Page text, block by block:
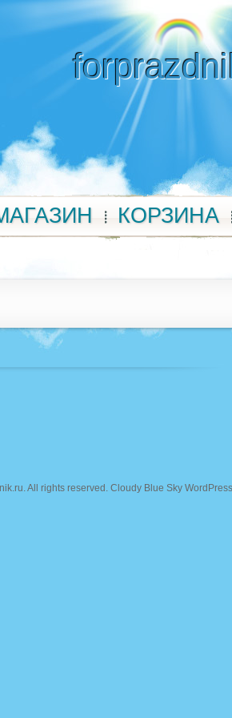
КОРЗИНА
. All rights reserved. Cloudy Blue Sky